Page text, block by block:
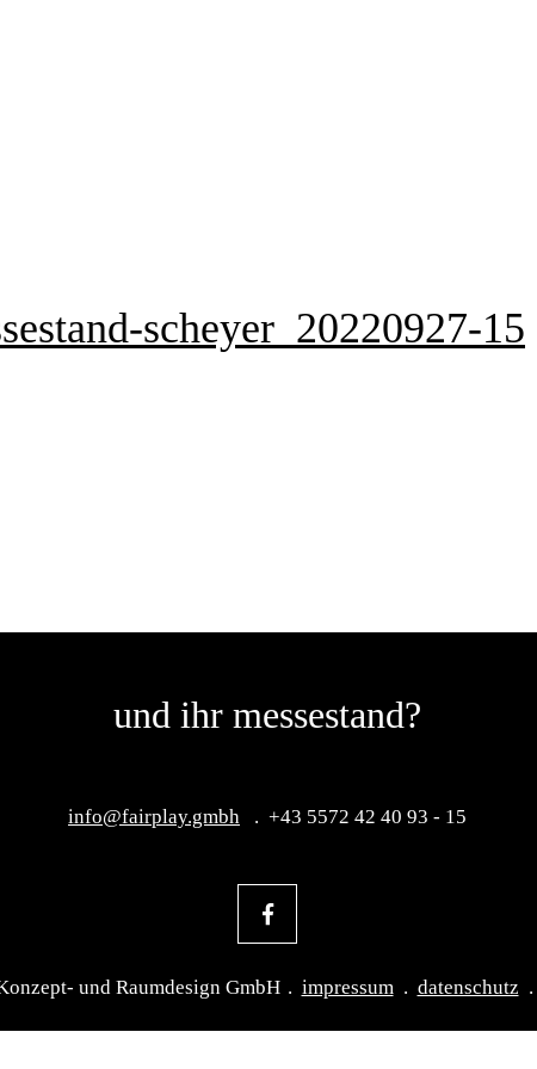
scheyer_20220927-15
und ihr messestand?
info@fairplay.gmbh +43 5572 42 40 93 - 15
und Raumdesign GmbH impressum datenschutz